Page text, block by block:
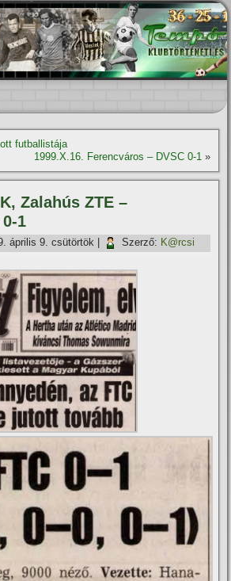
futballistája
1999.X.16. Ferencváros – DVSC 0-1»
Zalahús ZTE –
1
április 9. csütörtök Szerző: K@rcsi